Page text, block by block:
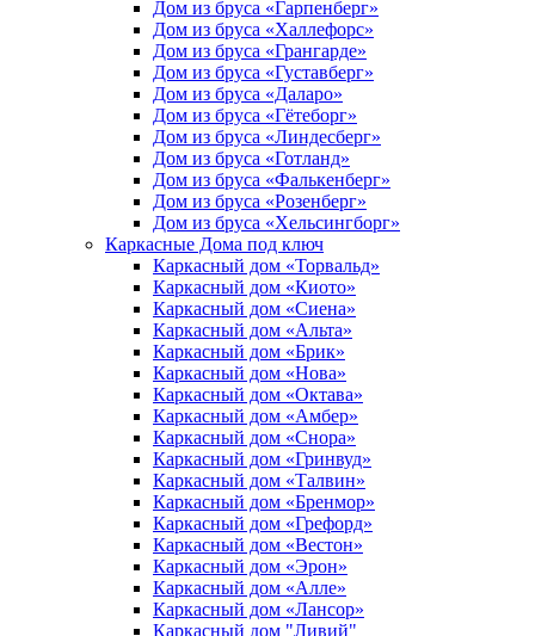
Дом из бруса «Гарпенберг»
Дом из бруса «Халлефорс»
Дом из бруса «Грангарде»
Дом из бруса «Густавберг»
Дом из бруса «Даларо»
Дом из бруса «Гётеборг»
Дом из бруса «Линдесберг»
Дом из бруса «Готланд»
Дом из бруса «Фалькенберг»
Дом из бруса «Розенберг»
Дом из бруса «Хельсингборг»
Каркасные Дома под ключ
Каркасный дом «Торвальд»
Каркасный дом «Киото»
Каркасный дом «Сиена»
Каркасный дом «Альта»
Каркасный дом «Брик»
Каркасный дом «Нова»
Каркасный дом «Октава»
Каркасный дом «Амбер»
Каркасный дом «Снора»
Каркасный дом «Гринвуд»
Каркасный дом «Талвин»
Каркасный дом «Бренмор»
Каркасный дом «Грефорд»
Каркасный дом «Вестон»
Каркасный дом «Эрон»
Каркасный дом «Алле»
Каркасный дом «Лансор»
Каркасный дом "Ливий"